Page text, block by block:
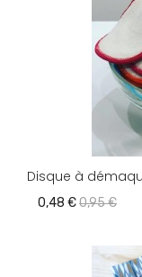
Disque à
0,48 €0,95 €